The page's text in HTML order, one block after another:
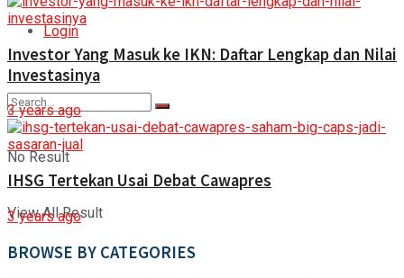
Login
No Result
View All Result
Investor Yang Masuk ke IKN: Daftar Lengkap dan Nilai
Investasinya
3 years ago
IHSG Tertekan Usai Debat Cawapres
3 years ago
BROWSE BY CATEGORIES